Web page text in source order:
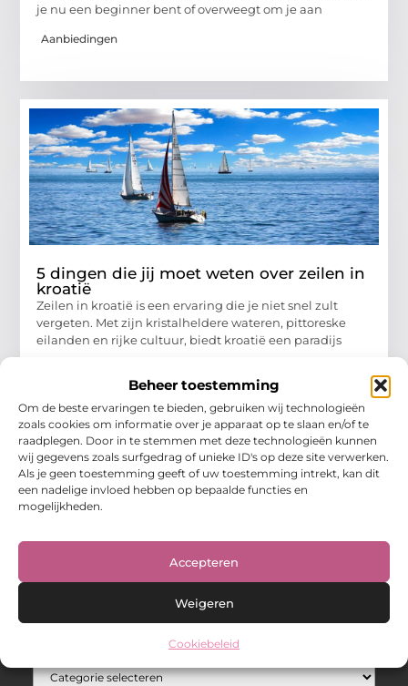
Beheer toestemming
Om de beste ervaringen te bieden, gebruiken wij technologieën
zoals cookies om informatie over je apparaat op te slaan en/of te
raadplegen. Door in te stemmen met deze technologieën kunnen
wij gegevens zoals surfgedrag of unieke ID's op deze site verwerken.
Als je geen toestemming geeft of uw toestemming intrekt, kan dit
een nadelige invloed hebben op bepaalde functies en
mogelijkheden.
Accepteren
Weigeren
Cookiebeleid
je nu een beginner bent of overweegt om je aan
Aanbiedingen
5 dingen die jij moet weten over zeilen in
kroatië
Zeilen in kroatië is een ervaring die je niet snel zult
vergeten. Met zijn kristalheldere wateren, pittoreske
eilanden en rijke cultuur, biedt kroatië een paradijs
Verken een gevarieerde selectie blogs en artikelen boordevol
handige adviezen en verrassende inzichten om elke dag